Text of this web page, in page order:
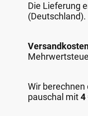
Die Lieferung
(Deutschland).
Wir berechnen
pauschal mit4